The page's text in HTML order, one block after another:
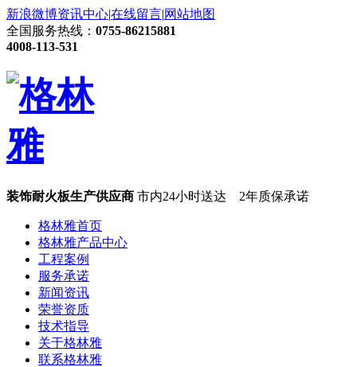
新浪微博资讯中心|在线留言|网站地图
全国服务热线： 0755-86215881
4008-113-531
装饰耐火板生产供应商 市内24小时送达 2年质保承诺
格林雅首页
格林雅产品中心
工程案例
服务承诺
新闻资讯
荣誉资质
技术指导
关于格林雅
联系格林雅